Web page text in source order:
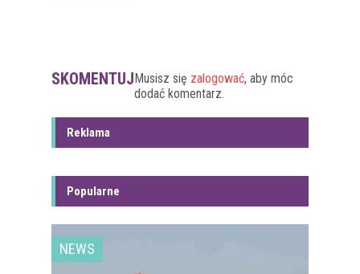
SKOMENTUJMusisz się zalogować, aby móc
dodać komentarz.
Reklama
Popularne
NEWS